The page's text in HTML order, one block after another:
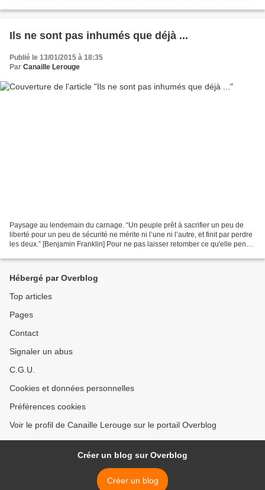
Ils ne sont pas inhumés que déjà ...
Publié le 13/01/2015 à 18:35
Par Canaille Lerouge
Paysage au lendemain du carnage. “Un peuple prêt à sacrifier un peu de
liberté pour un peu de sécurité ne mérite ni l’une ni l’autre, et finit par perdre
les deux.” [Benjamin Franklin] Pour ne pas laisser retomber ce qu'elle pense
Hébergé par Overblog
Top articles
Pages
Contact
Signaler un abus
C.G.U.
Cookies et données personnelles
Préférences cookies
Voir le profil de Canaille Lerouge sur le portail Overblog
Créer un blog sur Overblog
Créer un blog